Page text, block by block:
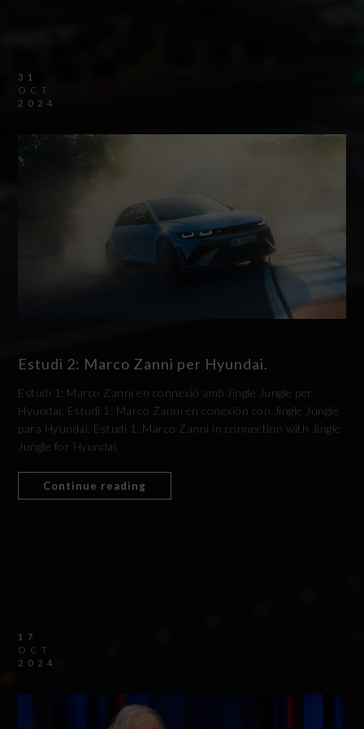
31
OCT
2024
Estudi 2: Marco Zanni per Hyundai.
Estudi 1: Marco Zanni en connexió amb Jingle Jungle per
Hyundai. Estudi 1: Marco Zanni en conexión con Jingle Jungle
para Hyundai. Estudi 1: Marco Zanni in connection with Jingle
Jungle for Hyundai.
Continue reading
17
OCT
2024